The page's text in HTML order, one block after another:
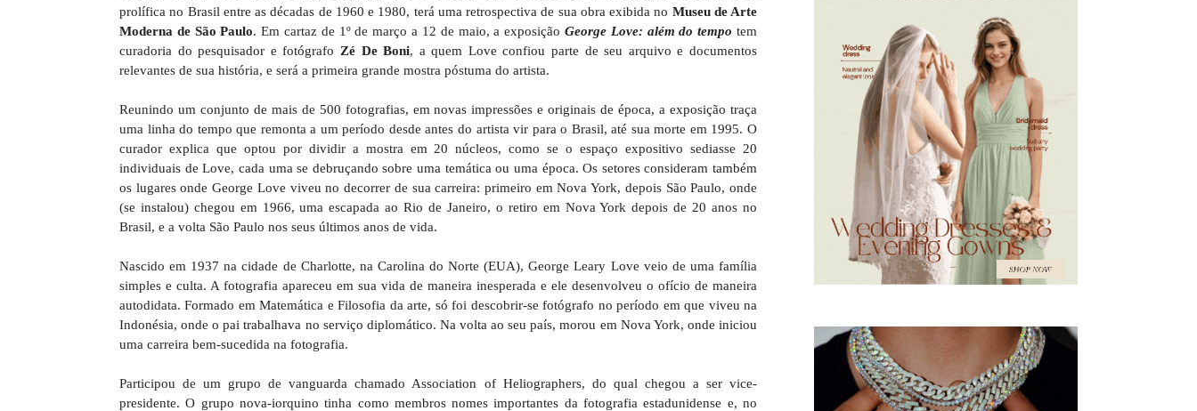
prolífica no Brasil entre as décadas de 1960 e 1980, terá uma retrospectiva de sua obra exibida no Museu de Arte
Moderna de São Paulo. Em cartaz de 1º de março a 12 de maio, a exposição George Love: além do tempo tem
curadoria do pesquisador e fotógrafo Zé De Boni, a quem Love confiou parte de seu arquivo e documentos
relevantes de sua história, e será a primeira grande mostra póstuma do artista.
Reunindo um conjunto de mais de 500 fotografias, em novas impressões e originais de época, a exposição traça
uma linha do tempo que remonta a um período desde antes do artista vir para o Brasil, até sua morte em 1995. O
curador explica que optou por dividir a mostra em 20 núcleos, como se o espaço expositivo sediasse 20
individuais de Love, cada uma se debruçando sobre uma temática ou uma época. Os setores consideram também
os lugares onde George Love viveu no decorrer de sua carreira: primeiro em Nova York, depois São Paulo, onde
(se instalou) chegou em 1966, uma escapada ao Rio de Janeiro, o retiro em Nova York depois de 20 anos no
Brasil, e a volta São Paulo nos seus últimos anos de vida.
Nascido em 1937 na cidade de Charlotte, na Carolina do Norte (EUA), George Leary Love veio de uma família
simples e culta. A fotografia apareceu em sua vida de maneira inesperada e ele desenvolveu o ofício de maneira
autodidata. Formado em Matemática e Filosofia da arte, só foi descobrir-se fotógrafo no período em que viveu na
Indonésia, onde o pai trabalhava no serviço diplomático. Na volta ao seu país, morou em Nova York, onde iniciou
uma carreira bem-sucedida na fotografia.
Participou de um grupo de vanguarda chamado Association of Heliographers, do qual chegou a ser vice-
presidente. O grupo nova-iorquino tinha como membros nomes importantes da fotografia estadunidense e, no